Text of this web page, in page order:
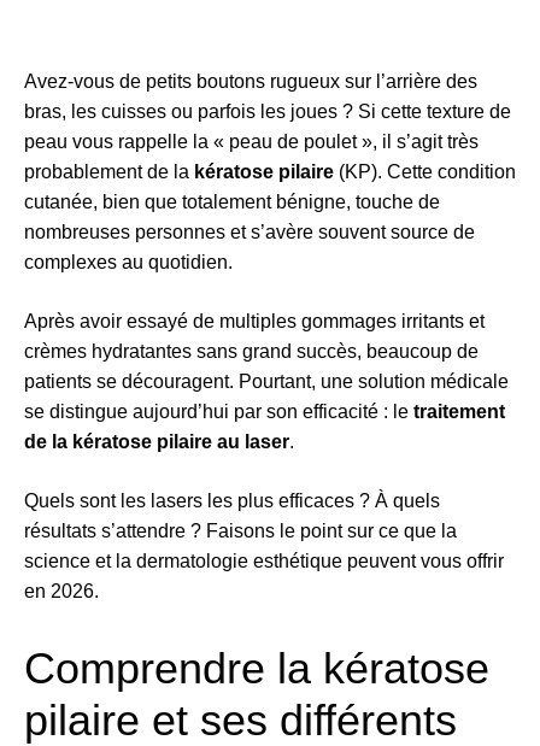
Avez-vous de petits boutons rugueux sur l’arrière des
bras, les cuisses ou parfois les joues ? Si cette texture de
peau vous rappelle la « peau de poulet », il s’agit très
probablement de la kératose pilaire (KP). Cette condition
cutanée, bien que totalement bénigne, touche de
nombreuses personnes et s’avère souvent source de
complexes au quotidien.
Après avoir essayé de multiples gommages irritants et
crèmes hydratantes sans grand succès, beaucoup de
patients se découragent. Pourtant, une solution médicale
se distingue aujourd’hui par son efficacité : le traitement
de la kératose pilaire au laser.
Quels sont les lasers les plus efficaces ? À quels
résultats s’attendre ? Faisons le point sur ce que la
science et la dermatologie esthétique peuvent vous offrir
en 2026.
Comprendre la kératose
pilaire et ses différents